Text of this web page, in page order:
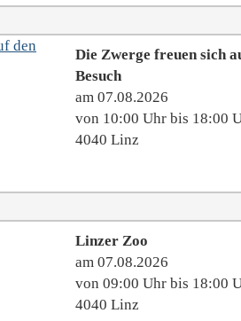
Die Zwerge freuen sich
Besuch
am 07.08.2026
von 10:00 Uhr bis 18:00
4040 Linz
Linzer Zoo
am 07.08.2026
von 09:00 Uhr bis 18:00
4040 Linz